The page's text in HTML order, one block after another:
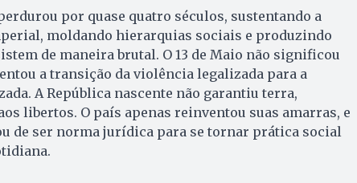
por quase quatro séculos, sustentando a
moldando hierarquias sociais e produzindo
de maneira brutal. O 13 de Maio não significou
a transição da violência legalizada para a
A República nascente não garantiu terra,
libertos. O país apenas reinventou suas amarras, e
de ser norma jurídica para se tornar prática social